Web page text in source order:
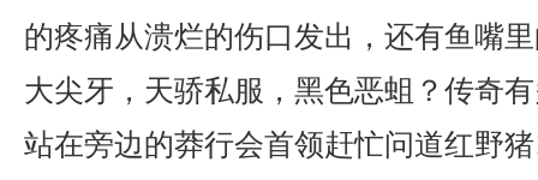
的疼痛从溃烂的伤口发出，还有鱼嘴
大尖牙，天骄私服，黑色恶蛆？传奇
站在旁边的莽行会首领赶忙问道红野